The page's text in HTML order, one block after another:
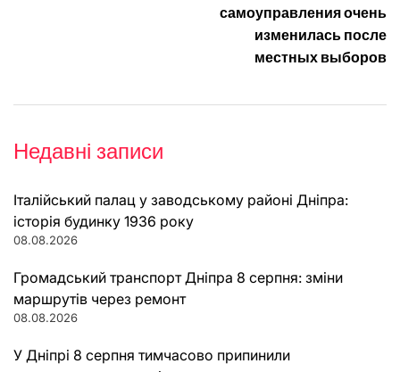
самоуправления очень
изменилась после
местных выборов
Недавні записи
Італійський палац у заводському районі Дніпра:
історія будинку 1936 року
08.08.2026
Громадський транспорт Дніпра 8 серпня: зміни
маршрутів через ремонт
08.08.2026
У Дніпрі 8 серпня тимчасово припинили